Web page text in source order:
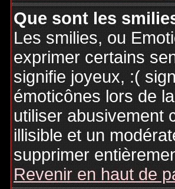
Que sont les
Les smilies, ou
exprimer certains
signifie joyeux, :(
émoticônes lors de
utiliser abusivement
illisible et un
supprimer
Revenir en haut de